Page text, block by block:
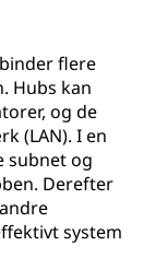
flere
Hubs kan
og de
(LAN). I en
subnet og
Derefter
system